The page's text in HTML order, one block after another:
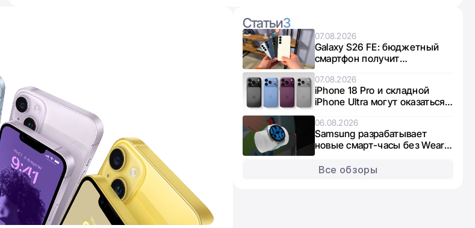
Статьи3
07.08.2026
Galaxy S26 FE: бюджетный
смартфон получит
интересный микс чипов от
Exynos и Snapdragon
07.08.2026
iPhone 18 Pro и складной
iPhone Ultra могут оказаться в
дефиците из-за нехватки
памяти
06.08.2026
Samsung разрабатывает
новые смарт-часы без Wear
OS: что известно о Galaxy
Aero
Все обзоры